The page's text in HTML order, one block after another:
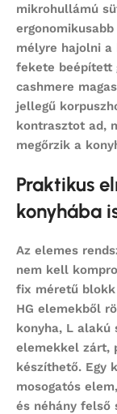
mikrohullámú
mélyre hajolni a
fekete beépített
cashmere
jellegű
kontrasztot ad,
megőrzik a
Praktikus
konyhába
Az elemes
nem kell
fix méretű blokk
HG elemekből
konyha, L alakú
elemekkel zárt,
készíthető. Egy
mosogatós
és néhány felső